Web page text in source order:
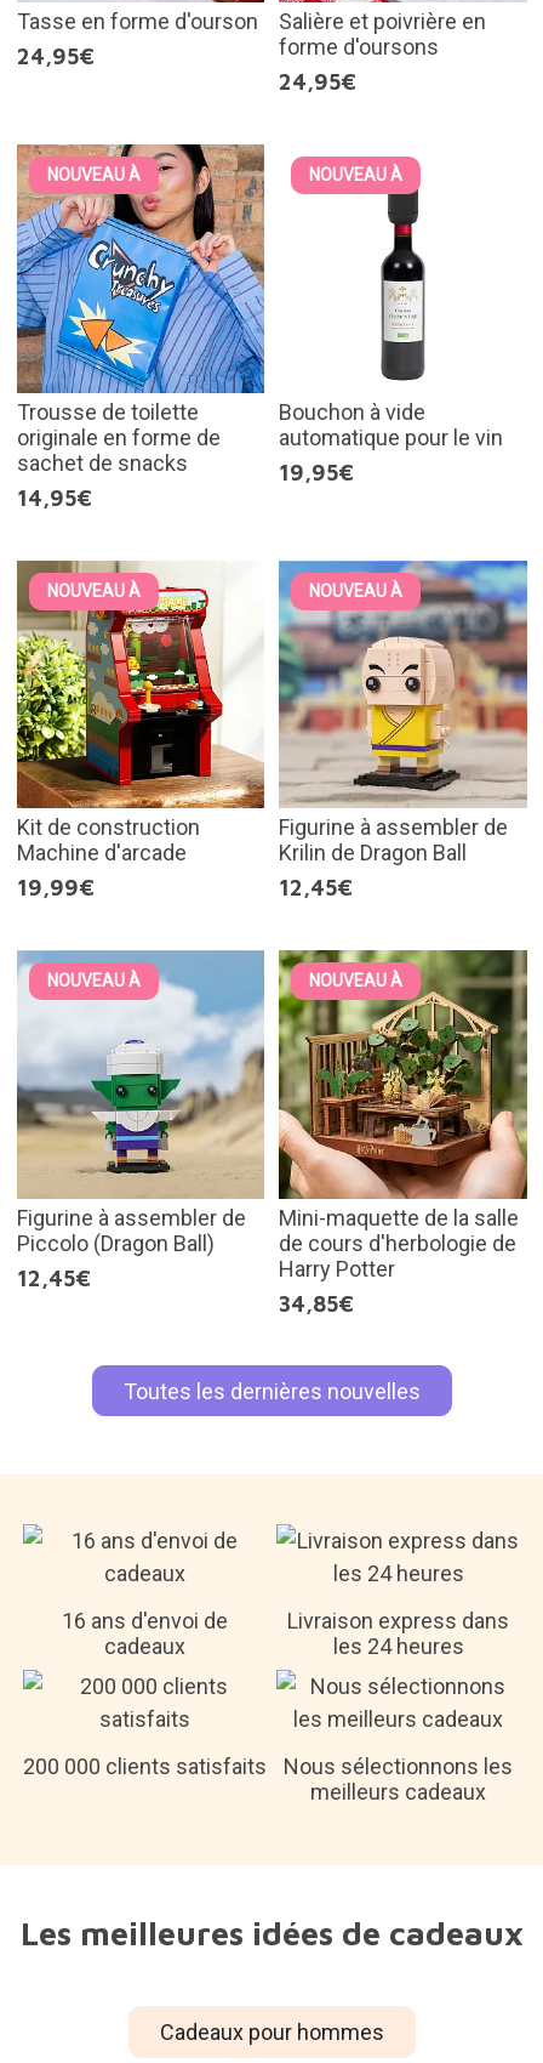
Tasse en forme d'ourson
24,95€
Salière et poivrière en
forme d'oursons
24,95€
NOUVEAU À
Trousse de toilette
originale en forme de
sachet de snacks
14,95€
NOUVEAU À
Bouchon à vide
automatique pour le vin
19,95€
NOUVEAU À
Kit de construction
Machine d'arcade
19,99€
NOUVEAU À
Figurine à assembler de
Krilin de Dragon Ball
12,45€
NOUVEAU À
Figurine à assembler de
Piccolo (Dragon Ball)
12,45€
NOUVEAU À
Mini-maquette de la salle
de cours d'herbologie de
Harry Potter
34,85€
Toutes les dernières nouvelles
16 ans d'envoi de
cadeaux
Livraison express dans
les 24 heures
200 000 clients satisfaits
Nous sélectionnons les
meilleurs cadeaux
Les meilleures idées de cadeaux
Cadeaux pour hommes